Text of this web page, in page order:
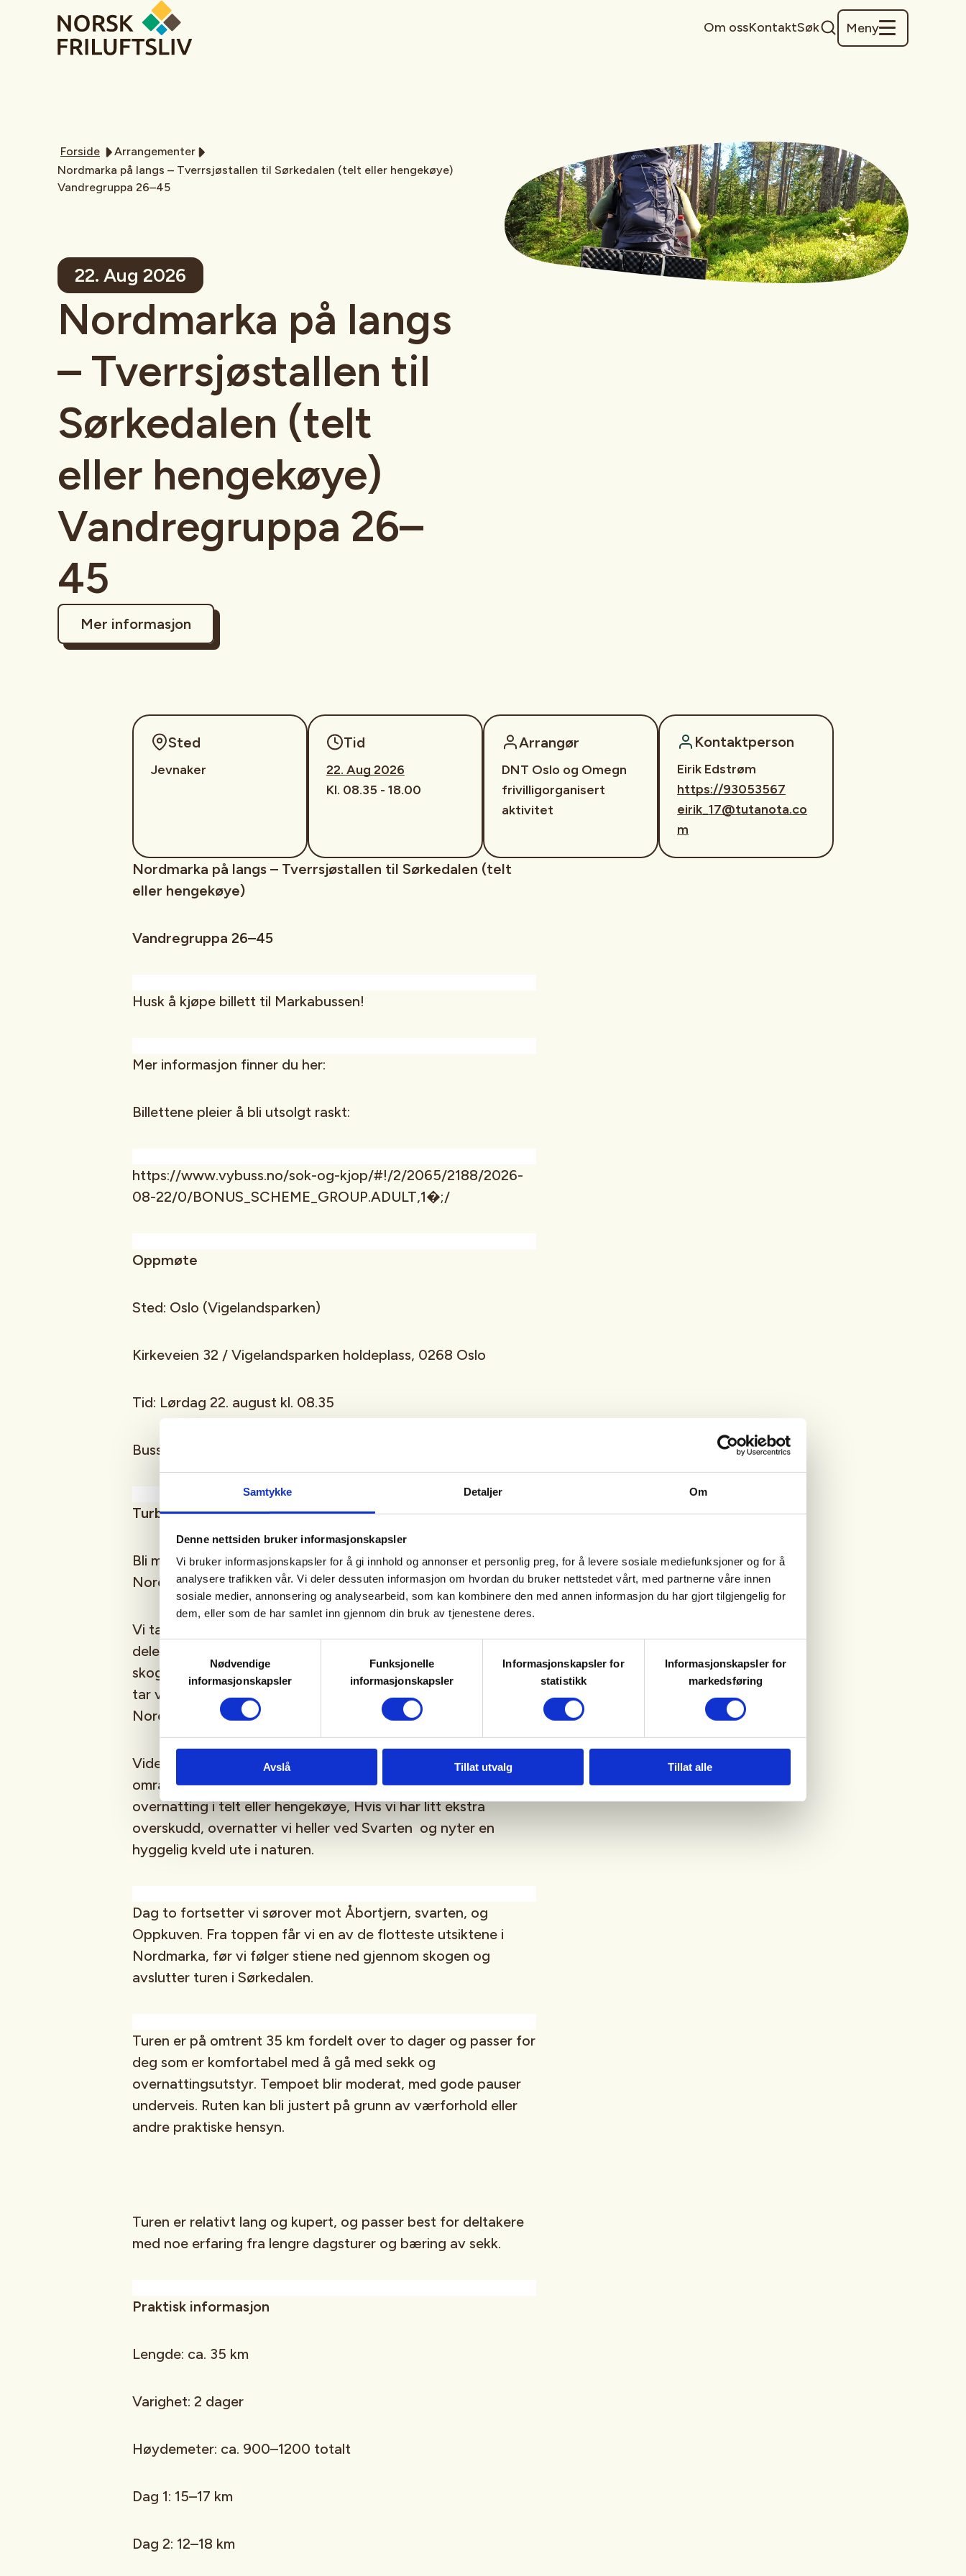
Samtykke Detaljer Om
Denne nettsiden bruker informasjonskapsler
Vi bruker informasjonskapsler for å gi innhold og annonser et personlig preg, for å levere sosiale mediefunksjoner og for å
analysere trafikken vår. Vi deler dessuten informasjon om hvordan du bruker nettstedet vårt, med partnerne våre innen
sosiale medier, annonsering og analysearbeid, som kan kombinere den med annen informasjon du har gjort tilgjengelig for
dem, eller som de har samlet inn gjennom din bruk av tjenestene deres.
Nødvendige
informasjonskapsler
Funksjonelle
informasjonskapsler
Informasjonskapsler for
statistikk
Informasjonskapsler for
markedsføring
Avslå Tillat utvalg Tillat alle
Om ossKontaktSøk Meny
Forside
Arrangementer
Nordmarka på langs – Tverrsjøstallen til Sørkedalen (telt eller hengekøye)
Vandregruppa 26–45
22. Aug 2026
Nordmarka på langs
– Tverrsjøstallen til
Sørkedalen (telt
eller hengekøye)
Vandregruppa 26–
45
Mer informasjon
Sted
Jevnaker
Tid
22. Aug 2026
Kl. 08.35 - 18.00
Arrangør
DNT Oslo og Omegn
frivilligorganisert
aktivitet
Kontaktperson
Eirik Edstrøm
https://93053567
eirik_17@tutanota.co
m
Nordmarka på langs – Tverrsjøstallen til Sørkedalen (telt
eller hengekøye)
Vandregruppa 26–45
Husk å kjøpe billett til Markabussen!
Mer informasjon finner du her:
Billettene pleier å bli utsolgt raskt:
https://www.vybuss.no/sok-og-kjop/#!/2/2065/2188/2026-
08-22/0/BONUS_SCHEME_GROUP.ADULT,1⁠�;/
Oppmøte
Sted: Oslo (Vigelandsparken)
Kirkeveien 32 / Vigelandsparken holdeplass, 0268 Oslo
Tid: Lørdag 22. august kl. 08.35
Bussen går kl. 08.45
Turbeskrivelse
Bli med på en flott overnattingstur gjennom hjertet av
Nordmarka!
Vi tar buss til Tverrsjøstallen og starter turen i den nordlige
delen av marka. Derfra går vi sørover gjennom variert
skogsterreng, forbi stille vann og over åpne åser. Underveis
tar vi turen opp på Pershusfjellet, som byr på flott utsikt over
Nordmarkas skoger og innsjøer.
Videre går turen mot Spålen, et av de mest naturskjønne
områdene i Nordmarka. Her finner vi en fin plass for
overnatting i telt eller hengekøye, Hvis vi har litt ekstra
overskudd, overnatter vi heller ved Svarten og nyter en
hyggelig kveld ute i naturen.
Dag to fortsetter vi sørover mot Åbortjern, svarten, og
Oppkuven. Fra toppen får vi en av de flotteste utsiktene i
Nordmarka, før vi følger stiene ned gjennom skogen og
avslutter turen i Sørkedalen.
Turen er på omtrent 35 km fordelt over to dager og passer for
deg som er komfortabel med å gå med sekk og
overnattingsutstyr. Tempoet blir moderat, med gode pauser
underveis. Ruten kan bli justert på grunn av værforhold eller
andre praktiske hensyn.
Turen er relativt lang og kupert, og passer best for deltakere
med noe erfaring fra lengre dagsturer og bæring av sekk.
Praktisk informasjon
Lengde: ca. 35 km
Varighet: 2 dager
Høydemeter: ca. 900–1200 totalt
Dag 1: 15–17 km
Dag 2: 12–18 km